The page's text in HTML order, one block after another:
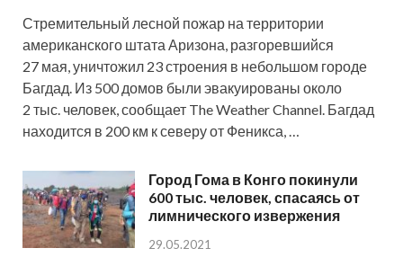
Стремительный лесной пожар на территории
американского штата Аризона, разгоревшийся
27 мая, уничтожил 23 строения в небольшом городе
Багдад. Из 500 домов были эвакуированы около
2 тыс. человек, сообщает The Weather Channel. Багдад
находится в 200 км к северу от Феникса, …
Город Гома в Конго покинули
600 тыс. человек, спасаясь от
лимнического извержения
29.05.2021